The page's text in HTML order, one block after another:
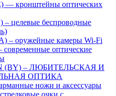
— кронштейны оптических
целевые беспроводные
– оружейные камеры Wi-Fi
оптические
(BY) – ЛЮБИТЕЛЬСКАЯ И
ОПТИКА
ножи и аксессуары
очки с